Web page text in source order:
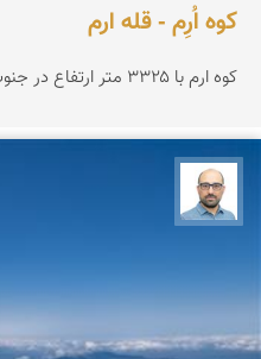
کوه اُرِم - قله ارم
کوه ارم با ۳۳۲۵ متر ارتفاع در جنوب چاشم